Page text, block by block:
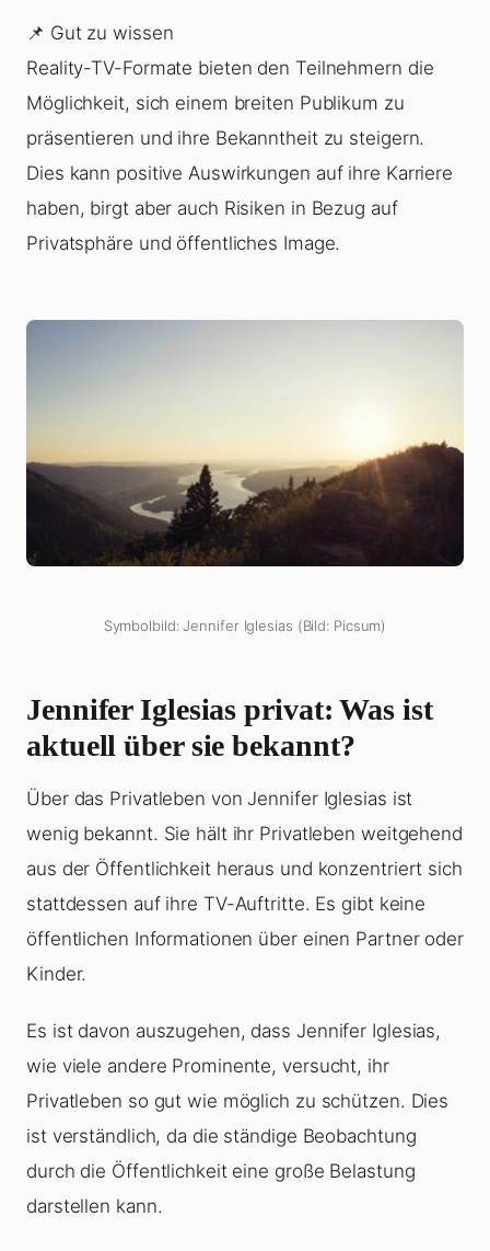
📌 Gut zu wissen
Reality-TV-Formate bieten den Teilnehmern die
Möglichkeit, sich einem breiten Publikum zu
präsentieren und ihre Bekanntheit zu steigern.
Dies kann positive Auswirkungen auf ihre Karriere
haben, birgt aber auch Risiken in Bezug auf
Privatsphäre und öffentliches Image.
Symbolbild: Jennifer Iglesias (Bild: Picsum)
Jennifer Iglesias privat: Was ist
aktuell über sie bekannt?
Über das Privatleben von Jennifer Iglesias ist
wenig bekannt. Sie hält ihr Privatleben weitgehend
aus der Öffentlichkeit heraus und konzentriert sich
stattdessen auf ihre TV-Auftritte. Es gibt keine
öffentlichen Informationen über einen Partner oder
Kinder.
Es ist davon auszugehen, dass Jennifer Iglesias,
wie viele andere Prominente, versucht, ihr
Privatleben so gut wie möglich zu schützen. Dies
ist verständlich, da die ständige Beobachtung
durch die Öffentlichkeit eine große Belastung
darstellen kann.